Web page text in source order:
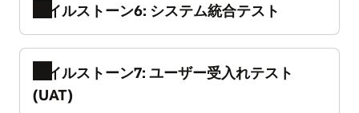
影響も考慮する必要があります。今後の導入
に向けた道筋（導入ロードマップ、SIの選定
など）については、すべての利害関係者が合
意する必要があります。
契約は、プログラムのキックオフに向けた
をすべて確認することを目的としています。
また、プログラム・ガバナンスの一環とし
を提案し、合意する必要があります。
バル設計を確定し、導入の複雑さに応じて、
グを開始する場合があります。
マイルストーン目標
アジャイル指向のデリバリーでは、設計、構
築、および一部のテストは、多くの反復によ
り行われます。計画に対する進捗の速度を可
視化することが不可欠です。
バーン・チャートは、計画に対するプログラ
マイルストーン6: システム統合テスト
反復プロトタイピングがすべて完了した後
は、オラクルとオラクル以外のシステム、運
マイルストーン7: ユーザー受入れテスト
(UAT)